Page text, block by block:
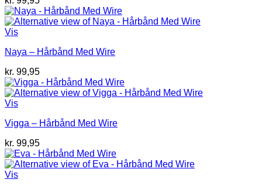
Vis
Naya – Hårbånd Med Wire
kr. 99,95
Vis
Vigga – Hårbånd Med Wire
kr. 99,95
Vis